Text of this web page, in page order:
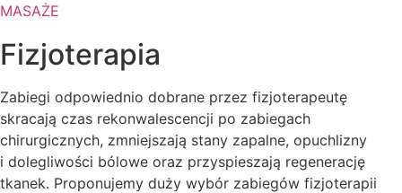
MASAŻE
Fizjoterapia
Zabiegi odpowiednio dobrane przez fizjoterapeutę
skracają czas rekonwalescencji po zabiegach
chirurgicznych, zmniejszają stany zapalne, opuchlizny
i dolegliwości bólowe oraz przyspieszają regenerację
tkanek. Proponujemy duży wybór zabiegów fizjoterapii